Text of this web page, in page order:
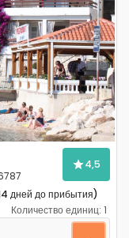
Next
4,5
дней до прибытия)
Количество единиц: 1
Макарска -